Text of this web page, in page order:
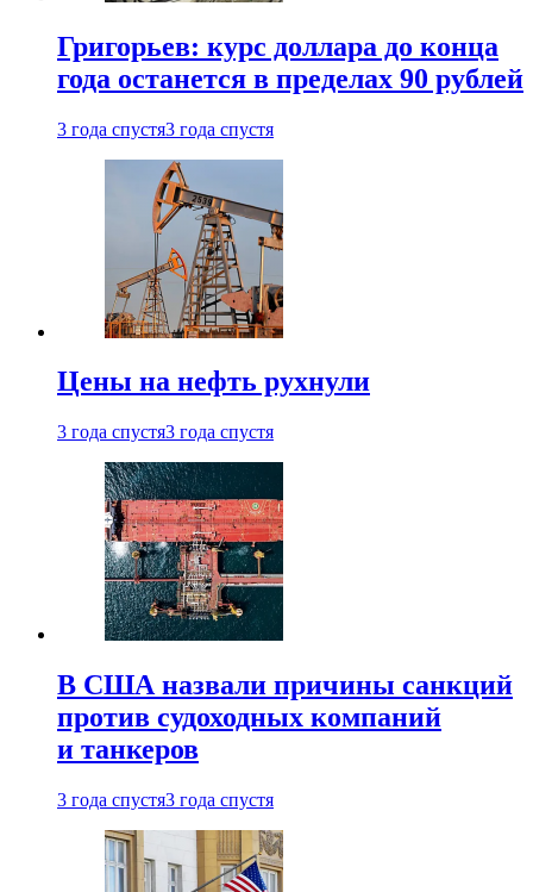
Григорьев: курс доллара до конца
года останется в пределах 90 рублей
3 года спустя3 года спустя
Цены на нефть рухнули
3 года спустя3 года спустя
В США назвали причины санкций
против судоходных компаний
и танкеров
3 года спустя3 года спустя